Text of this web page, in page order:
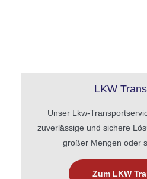
LKW
Unser Lkw-
zuverlässige und sichere
großer Mengen oder
Zum LKW